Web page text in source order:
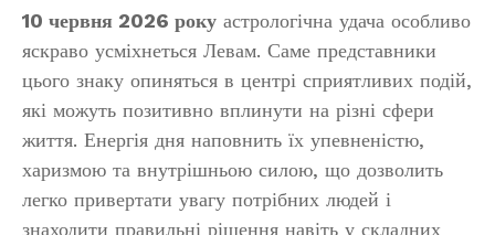
10 червня 2026 року астрологічна удача особливо
яскраво усміхнеться Левам. Саме представники
цього знаку опиняться в центрі сприятливих подій,
які можуть позитивно вплинути на різні сфери
життя. Енергія дня наповнить їх упевненістю,
харизмою та внутрішньою силою, що дозволить
легко привертати увагу потрібних людей і
знаходити правильні рішення навіть у складних